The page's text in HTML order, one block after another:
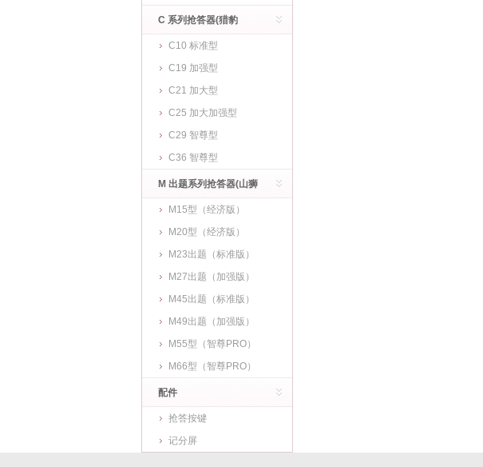
C 系列抢答器(猎豹
CHEETAH)
C10 标准型
C19 加强型
C21 加大型
C25 加大加强型
C29 智尊型
C36 智尊型
M 出题系列抢答器(山狮
MOUNTAINL)
M15型（经济版）
M20型（经济版）
M23出题（标准版）
M27出题（加强版）
M45出题（标准版）
M49出题（加强版）
M55型（智尊PRO）
M66型（智尊PRO）
配件
抢答按键
记分屏